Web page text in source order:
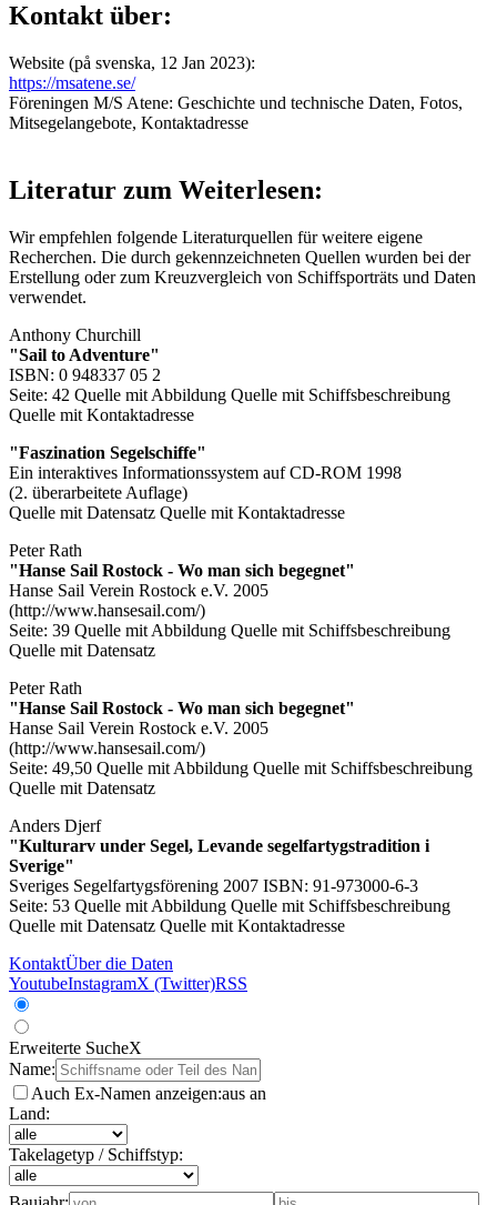
Kontakt über:
Website (på svenska, 12 Jan 2023):
https://msatene.se/
Föreningen M/S Atene: Geschichte und technische Daten, Fotos,
Mitsegelangebote, Kontaktadresse
Literatur zum Weiterlesen:
Wir empfehlen folgende Literaturquellen für weitere eigene
Recherchen. Die durch gekennzeichneten Quellen wurden bei der
Erstellung oder zum Kreuzvergleich von Schiffsporträts und Daten
verwendet.
Anthony Churchill
"Sail to Adventure"
ISBN: 0 948337 05 2
Seite: 42 Quelle mit Abbildung Quelle mit Schiffsbeschreibung
Quelle mit Kontaktadresse
"Faszination Segelschiffe"
Ein interaktives Informationssystem auf CD-ROM 1998
(2. überarbeitete Auflage)
Quelle mit Datensatz Quelle mit Kontaktadresse
Peter Rath
"Hanse Sail Rostock - Wo man sich begegnet"
Hanse Sail Verein Rostock e.V. 2005
(http://www.hansesail.com/)
Seite: 39 Quelle mit Abbildung Quelle mit Schiffsbeschreibung
Quelle mit Datensatz
Peter Rath
"Hanse Sail Rostock - Wo man sich begegnet"
Hanse Sail Verein Rostock e.V. 2005
(http://www.hansesail.com/)
Seite: 49,50 Quelle mit Abbildung Quelle mit Schiffsbeschreibung
Quelle mit Datensatz
Anders Djerf
"Kulturarv under Segel, Levande segelfartygstradition i
Sverige"
Sveriges Segelfartygsförening 2007 ISBN: 91-973000-6-3
Seite: 53 Quelle mit Abbildung Quelle mit Schiffsbeschreibung
Quelle mit Datensatz Quelle mit Kontaktadresse
KontaktÜber die Daten
YoutubeInstagramX (Twitter)RSS
Erweiterte SucheX
Name:
Auch Ex-Namen anzeigen:aus an
Land:
Takelagetyp / Schiffstyp: